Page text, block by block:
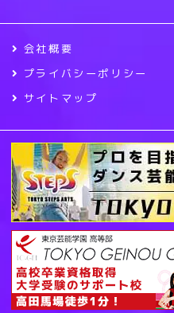
会社概要
プライバシーポリシー
サイトマップ